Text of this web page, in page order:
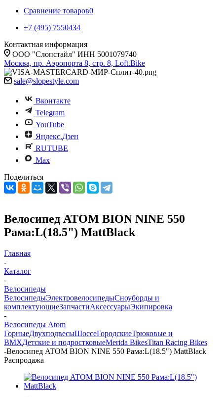
Сравнение товаров0
+7 (495) 7550434
Контактная информация
ООО "Слопстайл" ИНН 5001079740
Москва, пр. Аэропорта 8, стр. 8, Loft.Bike
sale@slopestyle.com
Вконтакте
Telegram
YouTube
Яндекс.Дзен
RUTUBE
Max
Поделиться
Велосипед ATOM BION NINE 550
Рама:L(18.5") MattBlack
Главная
-
Каталог
-
Велосипеды
ВелосипедыЭлектровелосипедыCноуборды и
комплектующиеЗапчастиАксессуарыЭкипировка
-
Велосипеды Atom
ГорныеДвухподвесыШоссеГородскиеТрюковые и
BMXДетские и подростковыеMerida BikesTitan Racing Bikes
-Велосипед ATOM BION NINE 550 Рама:L(18.5") MattBlack
Распродажа